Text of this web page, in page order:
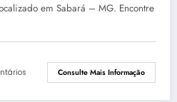
em Sabará – MG. Encontre
Consulte Mais Informação